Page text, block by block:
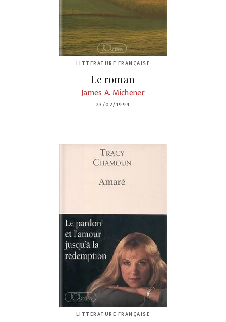
LITTÉRATURE FRANÇAISE
Le roman
James A. Michener
23/02/1994
LITTÉRATURE FRANÇAISE